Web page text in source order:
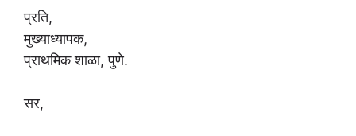
प्रति,
मुख्याध्यापक,
प्राथमिक शाळा, पुणे.
सर,